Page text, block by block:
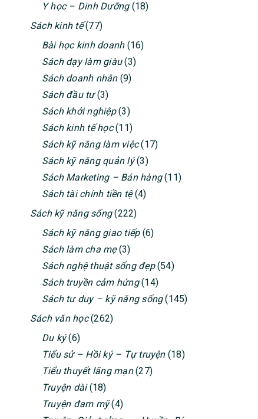
Y học – Dinh Dưỡng(18)
Sách kinh tế(77)
Bài học kinh doanh(16)
Sách dạy làm giàu(3)
Sách doanh nhân(9)
Sách đầu tư(3)
Sách khởi nghiệp(3)
Sách kinh tế học(11)
Sách kỹ năng làm việc(17)
Sách kỹ năng quản lý(3)
Sách Marketing – Bán hàng(11)
Sách tài chính tiền tệ(4)
Sách kỹ năng sống(222)
Sách kỹ năng giao tiếp(6)
Sách làm cha mẹ(3)
Sách nghệ thuật sống đẹp(54)
Sách truyền cảm hứng(14)
Sách tư duy – kỹ năng sống(145)
Sách văn học(262)
Du ký(6)
Tiểu sử – Hồi ký – Tự truyện(18)
Tiểu thuyết lãng mạn(27)
Truyện dài(18)
Truyện đam mỹ(4)